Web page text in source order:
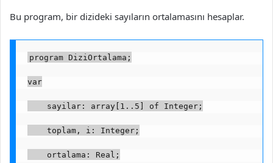
Bu program, bir dizideki sayıların ortalamasını hesaplar.
program DiziOrtalama;
var
    sayilar: array[1..5] of Integer;
    toplam, i: Integer;
    ortalama: Real;